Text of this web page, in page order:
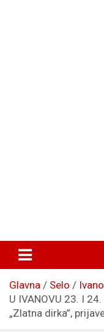
Glavna Selo
U IVANOVU 23. I
„Zlatna dirka”,